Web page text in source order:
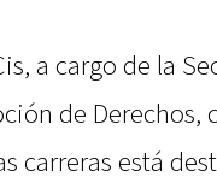
a cargo de la
de Derechos,
carreras está